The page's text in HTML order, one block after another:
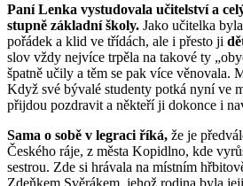
Paní Lenka vystudovala učitelství a
stupně základní školy. Jako učitelka
pořádek a klid ve třídách, ale i přesto ji
slov vždy nejvíce trpěla na takové ty
špatně učily a těm se pak více věnovala.
Když své bývalé studenty potká nyní ve
přijdou pozdravit a někteří ji dokonce i
Sama o sobě v legraci říká, že je
Českého ráje, z města Kopidlno, kde
sestrou. Zde si hrávala na místním
Zdeňkem Svěrákem, jehož rodina byla